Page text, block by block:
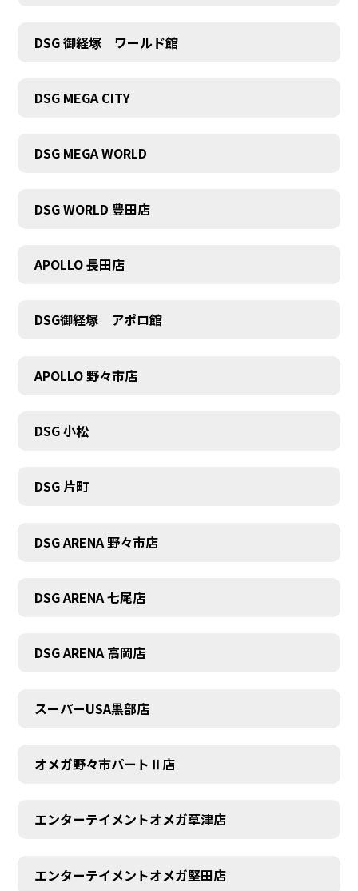
DSG 御経塚 ワールド館
DSG MEGA CITY
DSG MEGA WORLD
DSG WORLD 豊田店
APOLLO 長田店
DSG御経塚 アポロ館
APOLLO 野々市店
DSG 小松
DSG 片町
DSG ARENA 野々市店
DSG ARENA 七尾店
DSG ARENA 高岡店
スーパーUSA黒部店
オメガ野々市パートⅡ店
エンターテイメントオメガ草津店
エンターテイメントオメガ堅田店